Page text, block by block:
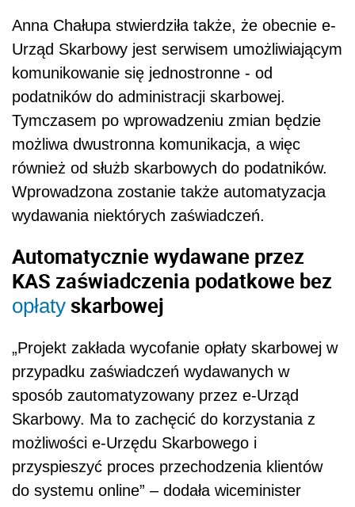
Anna Chałupa stwierdziła także, że obecnie e-
Urząd Skarbowy jest serwisem umożliwiającym
komunikowanie się jednostronne - od
podatników do administracji skarbowej.
Tymczasem po wprowadzeniu zmian będzie
możliwa dwustronna komunikacja, a więc
również od służb skarbowych do podatników.
Wprowadzona zostanie także automatyzacja
wydawania niektórych zaświadczeń.
Automatycznie wydawane przez
KAS zaświadczenia podatkowe bez
opłaty skarbowej
„Projekt zakłada wycofanie opłaty skarbowej w
przypadku zaświadczeń wydawanych w
sposób zautomatyzowany przez e-Urząd
Skarbowy. Ma to zachęcić do korzystania z
możliwości e-Urzędu Skarbowego i
przyspieszyć proces przechodzenia klientów
do systemu online” – dodała wiceminister